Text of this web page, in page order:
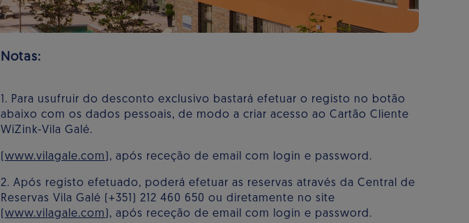
Notas:
1. Para usufruir do desconto exclusivo bastará efetuar o registo no botão
abaixo com os dados pessoais, de modo a criar acesso ao Cartão Cliente
WiZink-Vila Galé.
www.vilagale.com ), após receção de email com login e password.
2. Após registo efetuado, poderá efetuar as reservas através da Central de
Reservas Vila Galé (+351) 212 460 650 ou diretamente no site
www.vilagale.com ), após receção de email com login e password.